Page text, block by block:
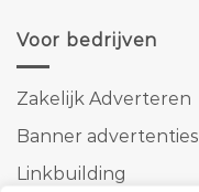
Voor bedrijven
Zakelijk Adverteren
Banner advertenties
Linkbuilding